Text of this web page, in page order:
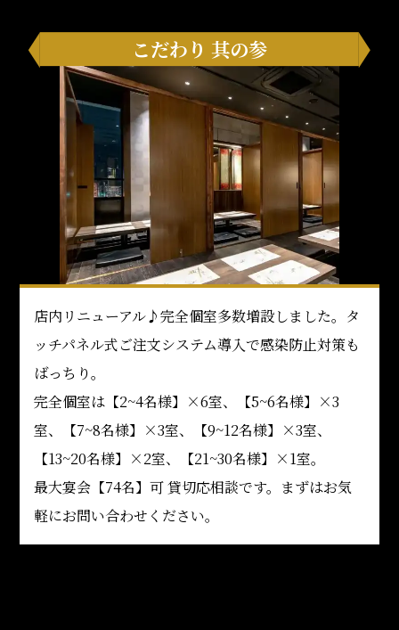
こだわり 其の参
店内リニューアル♪完全個室多数増設しました。タ
ッチパネル式ご注文システム導入で感染防止対策も
ばっちり。
完全個室は【2~4名様】×6室、【5~6名様】×3
室、【7~8名様】×3室、【9~12名様】×3室、
【13~20名様】×2室、【21~30名様】×1室。
最大宴会【74名】可 貸切応相談です。まずはお気
軽にお問い合わせください。